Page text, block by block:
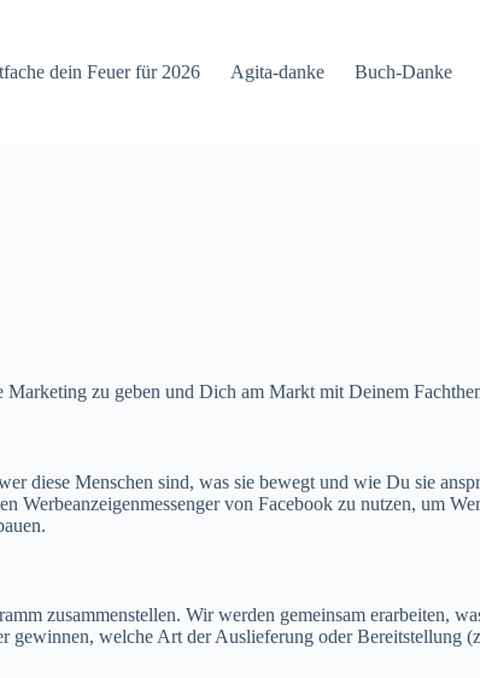
dein Feuer für 2026 Agita-danke Buch-Danke
zu geben und Dich am Markt mit Deinem
diese Menschen sind, was sie bewegt und wie Du sie
Werbeanzeigenmessenger von Facebook zu nutzen, um
zusammenstellen. Wir werden gemeinsam erarbeiten,
welche Art der Auslieferung oder Bereitstellung